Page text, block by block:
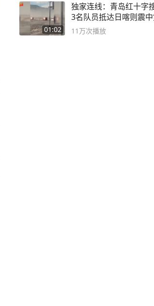
01:02
独家连线：青岛红十字
3名队员抵达日喀则震
11万次播放